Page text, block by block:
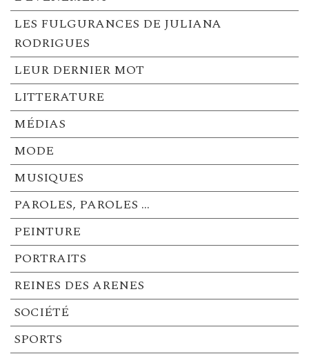
LES FULGURANCES DE JULIANA
RODRIGUES
LEUR DERNIER MOT
LITTERATURE
MÉDIAS
MODE
MUSIQUES
PAROLES, PAROLES …
PEINTURE
PORTRAITS
REINES DES ARENES
SOCIÉTÉ
SPORTS